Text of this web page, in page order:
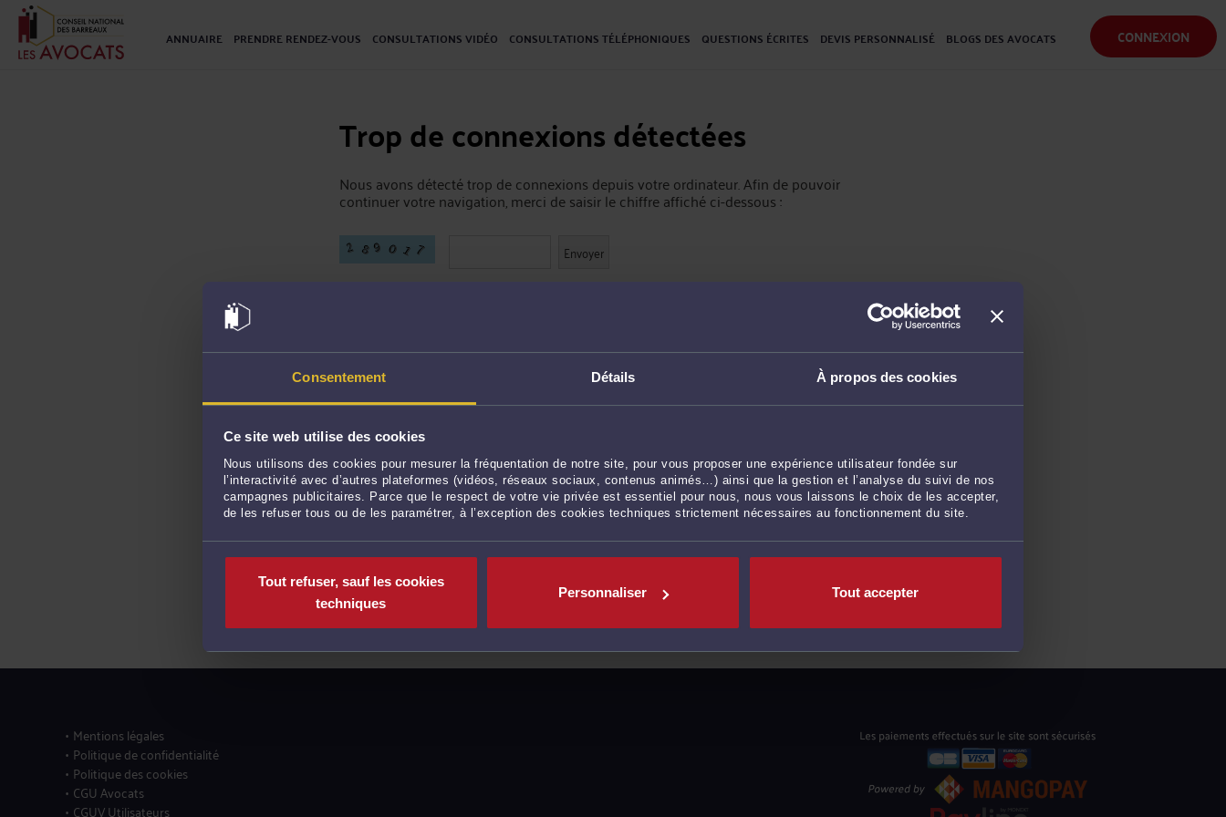
Consentement Détails À propos des cookies
Ce site web utilise des cookies
Nous utilisons des cookies pour mesurer la fréquentation de notre site, pour vous proposer une expérience utilisateur fondée sur
l’interactivité avec d’autres plateformes (vidéos, réseaux sociaux, contenus animés…) ainsi que la gestion et l’analyse du suivi de nos
campagnes publicitaires. Parce que le respect de votre vie privée est essentiel pour nous, nous vous laissons le choix de les accepter,
de les refuser tous ou de les paramétrer, à l’exception des cookies techniques strictement nécessaires au fonctionnement du site.
Tout refuser, sauf les cookies
techniques
Personnaliser Tout accepter
CONNEXION
ANNUAIRE PRENDRE RENDEZ-VOUS CONSULTATIONS VIDÉO CONSULTATIONS TÉLÉPHONIQUES QUESTIONS ÉCRITES DEVIS PERSONNALISÉ BLOGS DES AVOCATS
Trop de connexions détectées
Nous avons détecté trop de connexions depuis votre ordinateur. Afin de pouvoir
continuer votre navigation, merci de saisir le chiffre affiché ci-dessous :
Mentions légales
Politique de confidentialité
Politique des cookies
CGU Avocats
CGUV Utilisateurs